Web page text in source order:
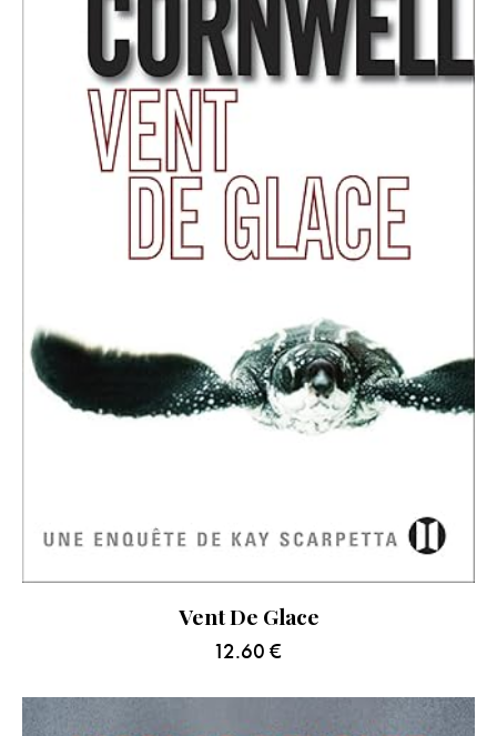
Vent De Glace
12.60 €